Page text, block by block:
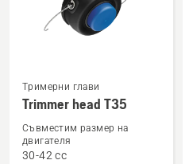
Вижте
подробности
за
Тримерни глави
Trimmer head T35
Съвместим размер на
двигателя
30-42 cc